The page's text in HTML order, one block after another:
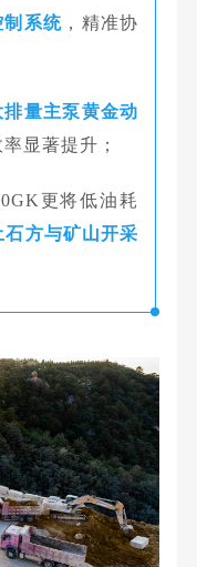
制系统 ，精准协
量主泵黄金动
显著提升；
更将低油耗
石方与矿山开采